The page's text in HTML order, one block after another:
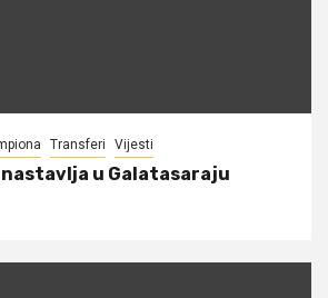
Transferi Vijesti
u Galatasaraju